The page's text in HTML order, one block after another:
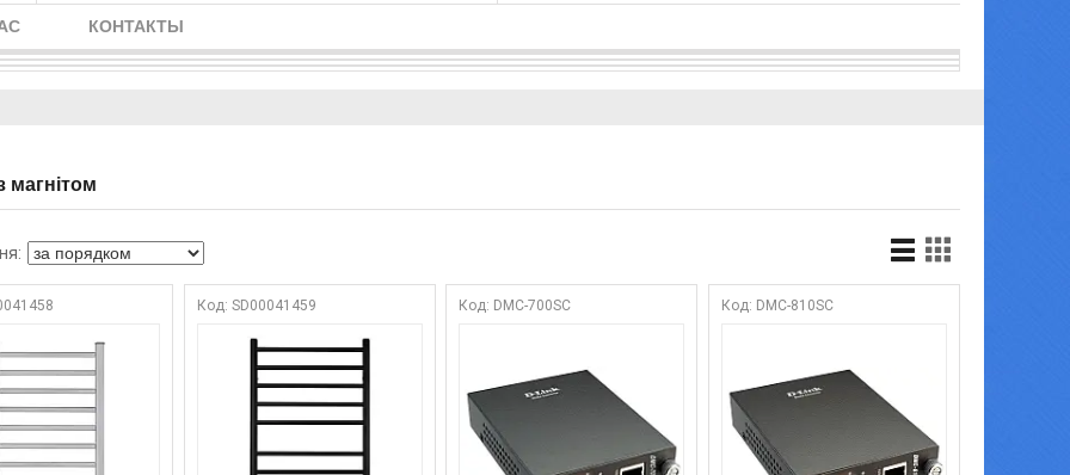
КОНТАКТЫ
магнітом
SD00041459 DMC-700SC DMC-810SC